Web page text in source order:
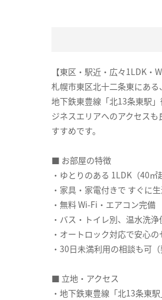
【東区・駅近・広々1LDK・
札幌市東区北十二条東にある
地下鉄東豊線「北13条東駅
ジネスエリアへのアクセス
すすめです。
■ お部屋の特徴
・ゆとりのある 1LDK（40㎡
・家具・家電付きで すぐに
・無料 Wi-Fi・エアコン完備
・バス・トイレ別、温水洗浄
・オートロック対応で安心の
・30日未満利用の相談も可（
■ 立地・アクセス
・地下鉄東豊線「北13条東